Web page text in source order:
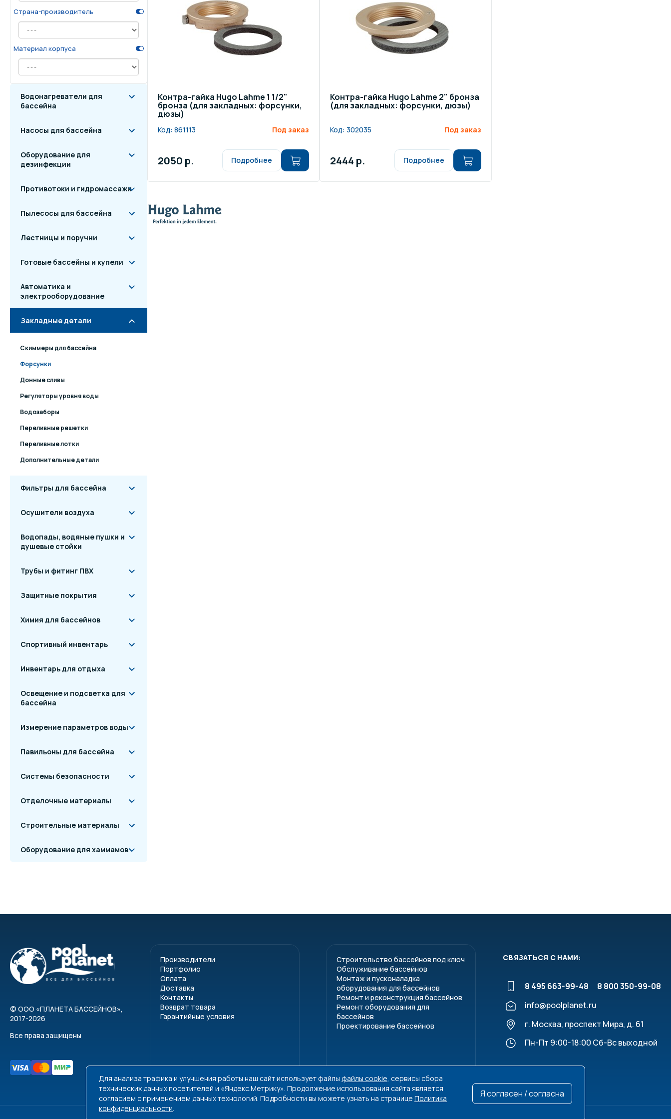
Инвентарь для отдыха
Освещение и подсветка для
бассейна
Измерение параметров воды
Системы безопасности Отделочные материалы Строительные материалы
Страна-производитель
Материал корпуса
Водонагреватели для
бассейна
Насосы для бассейна
Оборудование для
дезинфекции
Противотоки и гидромассажи
Пылесосы для бассейна
Лестницы и поручни
Готовые бассейны и купели
Автоматика и
электрооборудование
Закладные детали
Скиммеры для бассейна
Форсунки
Донные сливы
Регуляторы уровня воды
Водозаборы
Переливные решетки
Переливные лотки
Дополнительные детали
Фильтры для бассейна
Осушители воздуха
Водопады, водяные пушки и
душевые стойки
Трубы и фитинг ПВХ
Защитные покрытия
Химия для бассейнов
Спортивный инвентарь
Инвентарь для отдыха
Освещение и подсветка для
бассейна
Измерение параметров воды
Павильоны для бассейна
Системы безопасности
Отделочные материалы
Строительные материалы
Оборудование для хаммамов
Контра-гайка Hugo Lahme 1 1/2"
бронза (для закладных: форсунки,
дюзы)
Код: 861113 Под заказ
2050 р. Подробнее
Контра-гайка Hugo Lahme 2" бронза
(для закладных: форсунки, дюзы)
Код: 302035 Под заказ
2444 р. Подробнее
© ООО «ПЛАНЕТА БАССЕЙНОВ»,
2017-2026
Все права защищены
Производители
Портфолио
Оплата
Доставка
Контакты
Возврат товара
Гарантийные условия
Строительство бассейнов под ключ
Обслуживание бассейнов
Монтаж и пусконаладка
оборудования для бассейнов
Ремонт и реконструкция бассейнов
Ремонт оборудования для
бассейнов
Проектирование бассейнов
СВЯЗАТЬСЯ С НАМИ:
8 495 663-99-48
8 800 350-99-08
info@poolplanet.ru
г. Москва, проспект Мира, д. 61
Пн-Пт 9:00-18:00 Сб-Вс выходной
Для анализа трафика и улучшения работы наш сайт использует файлы файлы cookie, сервисы сбора
технических данных посетителей и «Яндекс.Метрику». Продолжение использования сайта является
согласием с применением данных технологий. Подробности вы можете узнать на странице Политика
конфиденциальности.
Я согласен / согласна